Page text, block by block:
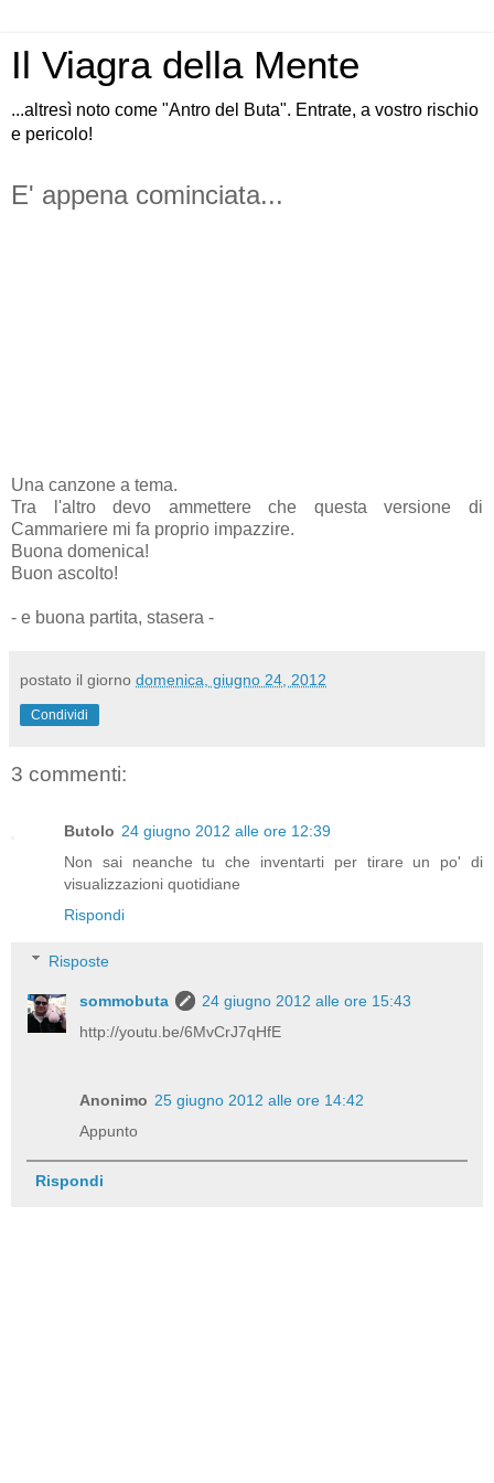
Il Viagra della Mente
...altresì noto come "Antro del Buta". Entrate, a vostro rischio
e pericolo!
E' appena cominciata...
Una canzone a tema.
Tra l'altro devo ammettere che questa versione di
Cammariere mi fa proprio impazzire.
Buona domenica!
Buon ascolto!
- e buona partita, stasera -
postato il giorno domenica, giugno 24, 2012
Condividi
3 commenti:
Butolo 24 giugno 2012 alle ore 12:39
Non sai neanche tu che inventarti per tirare un po' di
visualizzazioni quotidiane
Rispondi
Risposte
sommobuta
24 giugno 2012 alle ore 15:43
http://youtu.be/6MvCrJ7qHfE
Anonimo 25 giugno 2012 alle ore 14:42
Appunto
Rispondi